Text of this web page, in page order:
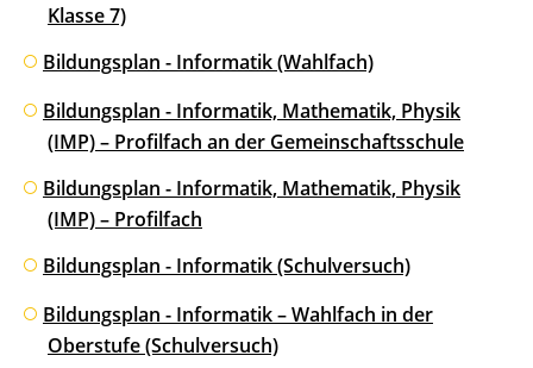
Klasse 7)
Bildungsplan - Informatik (Wahlfach)
Bildungsplan - Informatik, Mathematik, Physik
(IMP) – Profilfach an der Gemeinschaftsschule
Bildungsplan - Informatik, Mathematik, Physik
(IMP) – Profilfach
Bildungsplan - Informatik (Schulversuch)
Bildungsplan - Informatik – Wahlfach in der
Oberstufe (Schulversuch)